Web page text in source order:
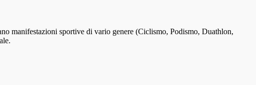
manifestazioni sportive di vario genere (Ciclismo, Podismo, Duathlon,